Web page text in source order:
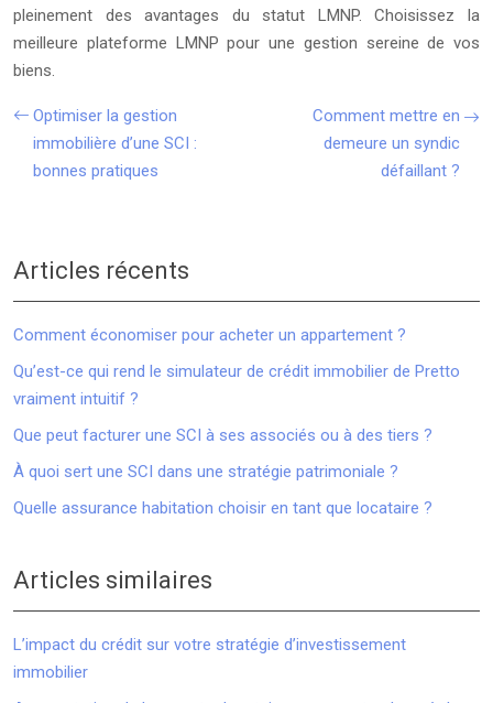
pleinement des avantages du statut LMNP. Choisissez la
meilleure plateforme LMNP pour une gestion sereine de vos
biens.
Optimiser la gestion
immobilière d’une SCI :
bonnes pratiques
Comment mettre en
demeure un syndic
défaillant ?
Articles récents
Comment économiser pour acheter un appartement ?
Qu’est-ce qui rend le simulateur de crédit immobilier de Pretto
vraiment intuitif ?
Que peut facturer une SCI à ses associés ou à des tiers ?
À quoi sert une SCI dans une stratégie patrimoniale ?
Quelle assurance habitation choisir en tant que locataire ?
Articles similaires
L’impact du crédit sur votre stratégie d’investissement
immobilier